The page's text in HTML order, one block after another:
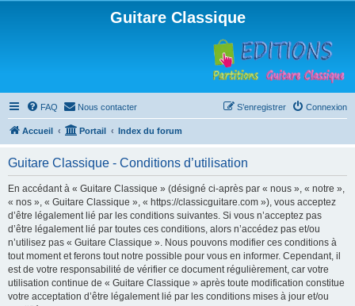
Guitare Classique
FAQ Nous contacter Connexion
S’enregistrer
Accueil Portail Index du forum
Guitare Classique - Conditions d’utilisation
En accédant à « Guitare Classique » (désigné ci-après par « nous », « notre »,
« nos », « Guitare Classique », « https://classicguitare.com »), vous acceptez
d’être légalement lié par les conditions suivantes. Si vous n’acceptez pas
d’être légalement lié par toutes ces conditions, alors n’accédez pas et/ou
n’utilisez pas « Guitare Classique ». Nous pouvons modifier ces conditions à
tout moment et ferons tout notre possible pour vous en informer. Cependant, il
est de votre responsabilité de vérifier ce document régulièrement, car votre
utilisation continue de « Guitare Classique » après toute modification constitue
votre acceptation d’être légalement lié par les conditions mises à jour et/ou